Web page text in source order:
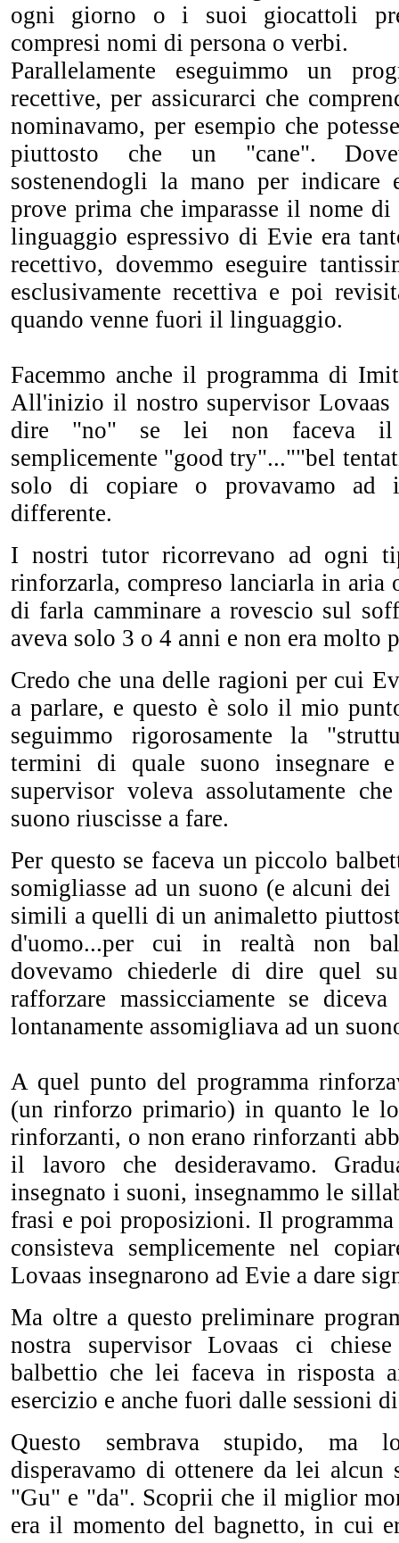
ogni giorno o i suoi giocattoli
compresi nomi di persona o verbi.
Parallelamente eseguimmo un
recettive, per assicurarci che
nominavamo, per esempio che
piuttosto che un "cane".
sostenendogli la mano per indicare
prove prima che imparasse il nome
linguaggio espressivo di Evie era
recettivo, dovemmo eseguire
esclusivamente recettiva e poi
quando venne fuori il linguaggio.
Facemmo anche il programma di
All'inizio il nostro supervisor Lovaas
dire "no" se lei non faceva il
semplicemente "good try"...""bel
solo di copiare o provavamo ad
differente.
I nostri tutor ricorrevano ad ogni
rinforzarla, compreso lanciarla in aria
di farla camminare a rovescio sul
aveva solo 3 o 4 anni e non era molto
Credo che una delle ragioni per cui
a parlare, e questo è solo il mio
seguimmo rigorosamente la
termini di quale suono insegnare
supervisor voleva assolutamente
suono riuscisse a fare.
Per questo se faceva un piccolo
somigliasse ad un suono (e alcuni
simili a quelli di un animaletto
d'uomo...per cui in realtà non
dovevamo chiederle di dire quel
rafforzare massicciamente se
lontanamente assomigliava ad un
A quel punto del programma
(un rinforzo primario) in quanto le
rinforzanti, o non erano rinforzanti
il lavoro che desideravamo.
insegnato i suoni, insegnammo le
frasi e poi proposizioni. Il
consisteva semplicemente nel
Lovaas insegnarono ad Evie a dare
Ma oltre a questo preliminare
nostra supervisor Lovaas ci
balbettio che lei faceva in risposta
esercizio e anche fuori dalle sessioni
Questo sembrava stupido, ma
disperavamo di ottenere da lei alcun
"Gu" e "da". Scoprii che il miglior
era il momento del bagnetto, in cui